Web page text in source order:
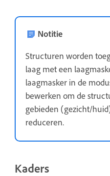
Notitie
Structuren worden
laag met een
laagmasker in de
bewerken om de
gebieden (gezicht/
reduceren.
Kaders